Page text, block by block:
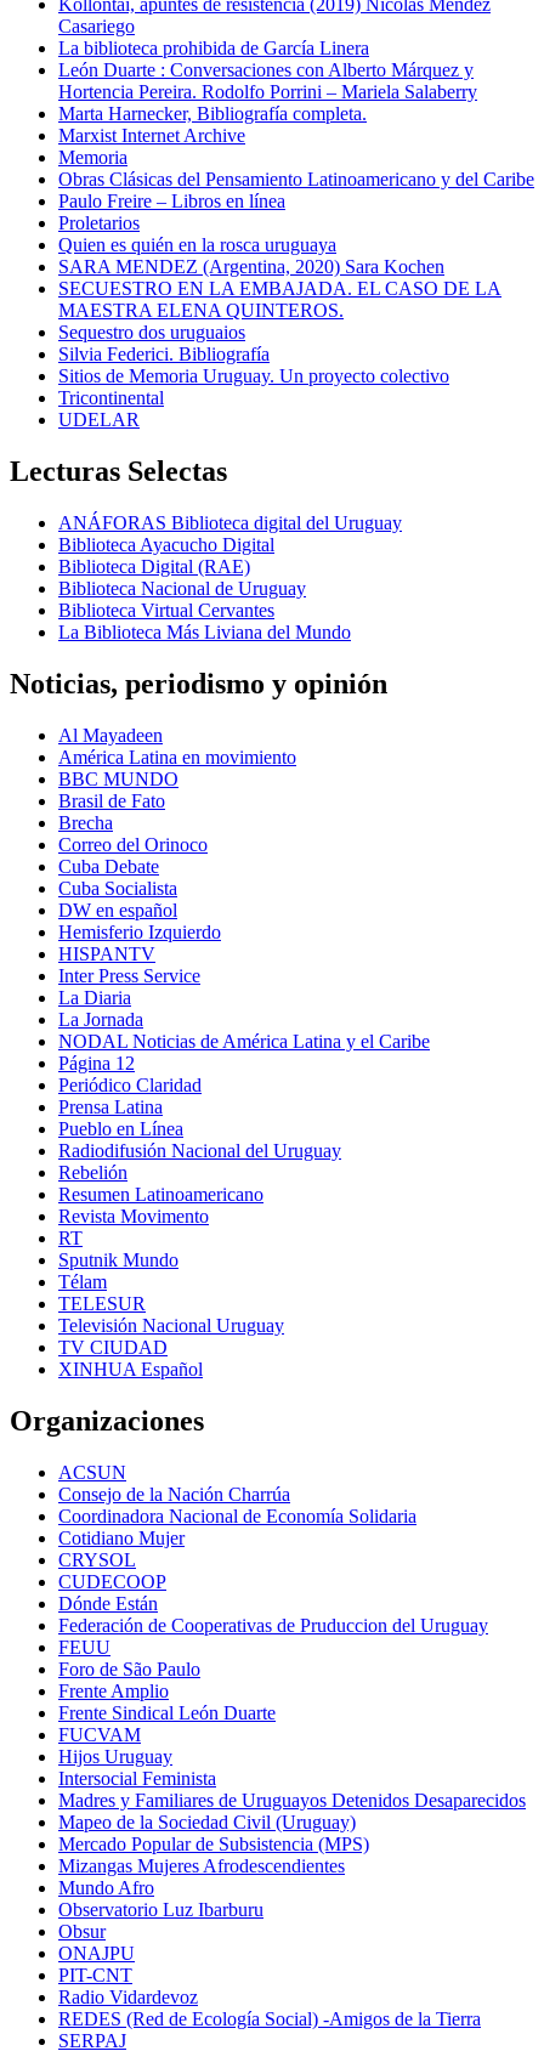
Kollontai, apuntes de resistencia (2019) Nicolás Méndez
Casariego
La biblioteca prohibida de García Linera
León Duarte : Conversaciones con Alberto Márquez y
Hortencia Pereira. Rodolfo Porrini – Mariela Salaberry
Marta Harnecker, Bibliografía completa.
Marxist Internet Archive
Memoria
Obras Clásicas del Pensamiento Latinoamericano y del Caribe
Paulo Freire – Libros en línea
Proletarios
Quien es quién en la rosca uruguaya
SARA MENDEZ (Argentina, 2020) Sara Kochen
SECUESTRO EN LA EMBAJADA. EL CASO DE LA
MAESTRA ELENA QUINTEROS.
Sequestro dos uruguaios
Silvia Federici. Bibliografía
Sitios de Memoria Uruguay. Un proyecto colectivo
Tricontinental
UDELAR
Lecturas Selectas
ANÁFORAS Biblioteca digital del Uruguay
Biblioteca Ayacucho Digital
Biblioteca Digital (RAE)
Biblioteca Nacional de Uruguay
Biblioteca Virtual Cervantes
La Biblioteca Más Liviana del Mundo
Noticias, periodismo y opinión
Al Mayadeen
América Latina en movimiento
BBC MUNDO
Brasil de Fato
Brecha
Correo del Orinoco
Cuba Debate
Cuba Socialista
DW en español
Hemisferio Izquierdo
HISPANTV
Inter Press Service
La Diaria
La Jornada
NODAL Noticias de América Latina y el Caribe
Página 12
Periódico Claridad
Prensa Latina
Pueblo en Línea
Radiodifusión Nacional del Uruguay
Rebelión
Resumen Latinoamericano
Revista Movimento
RT
Sputnik Mundo
Télam
TELESUR
Televisión Nacional Uruguay
TV CIUDAD
XINHUA Español
Organizaciones
ACSUN
Consejo de la Nación Charrúa
Coordinadora Nacional de Economía Solidaria
Cotidiano Mujer
CRYSOL
CUDECOOP
Dónde Están
Federación de Cooperativas de Pruduccion del Uruguay
FEUU
Foro de São Paulo
Frente Amplio
Frente Sindical León Duarte
FUCVAM
Hijos Uruguay
Intersocial Feminista
Madres y Familiares de Uruguayos Detenidos Desaparecidos
Mapeo de la Sociedad Civil (Uruguay)
Mercado Popular de Subsistencia (MPS)
Mizangas Mujeres Afrodescendientes
Mundo Afro
Observatorio Luz Ibarburu
Obsur
ONAJPU
PIT-CNT
Radio Vidardevoz
REDES (Red de Ecología Social) -Amigos de la Tierra
SERPAJ